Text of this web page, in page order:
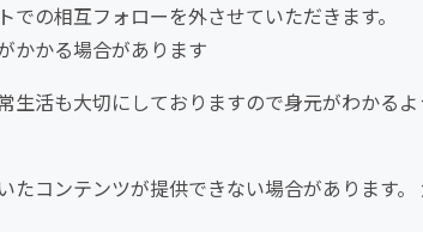
での相互フォローを外させていただきます。
かかる場合があります
生活も大切にしておりますので身元がわかる
たコンテンツが提供できない場合があります